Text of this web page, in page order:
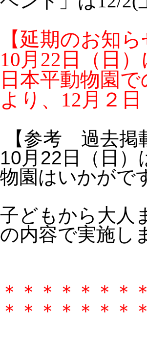
【延期のお知ら
10月22日（日
日本平動物園
より、12月２
【参考 過去掲
10月22日（日）
物園はいかがで
子どもから大人
の内容で実施し
＊＊＊＊＊＊＊
＊＊＊＊＊＊＊